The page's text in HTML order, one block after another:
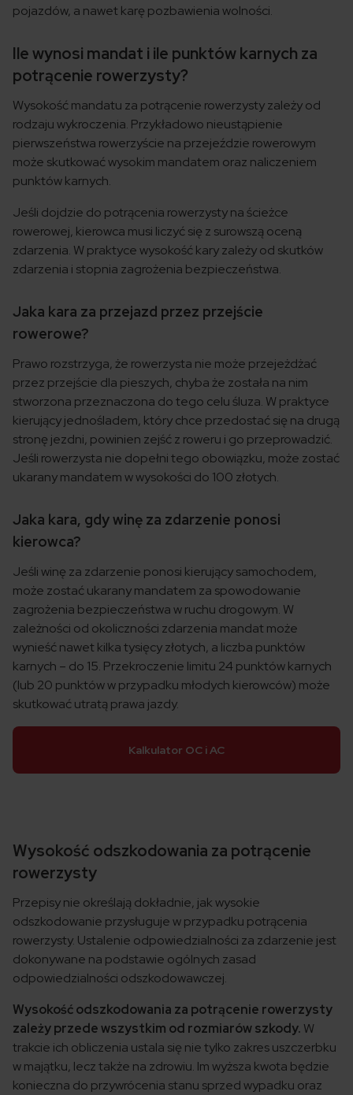
pojazdów, a nawet karę pozbawienia wolności.
Ile wynosi mandat i ile punktów karnych za
potrącenie rowerzysty?
Wysokość mandatu za potrącenie rowerzysty zależy od
rodzaju wykroczenia. Przykładowo nieustąpienie
pierwszeństwa rowerzyście na przejeździe rowerowym
może skutkować wysokim mandatem oraz naliczeniem
punktów karnych.
Jeśli dojdzie do potrącenia rowerzysty na ścieżce
rowerowej, kierowca musi liczyć się z surowszą oceną
zdarzenia. W praktyce wysokość kary zależy od skutków
zdarzenia i stopnia zagrożenia bezpieczeństwa.
Jaka kara za przejazd przez przejście
rowerowe?
Prawo rozstrzyga, że rowerzysta nie może przejeżdżać
przez przejście dla pieszych, chyba że została na nim
stworzona przeznaczona do tego celu śluza. W praktyce
kierujący jednośladem, który chce przedostać się na drugą
stronę jezdni, powinien zejść z roweru i go przeprowadzić.
Jeśli rowerzysta nie dopełni tego obowiązku, może zostać
ukarany mandatem w wysokości do 100 złotych.
Jaka kara, gdy winę za zdarzenie ponosi
kierowca?
Jeśli winę za zdarzenie ponosi kierujący samochodem,
może zostać ukarany mandatem za spowodowanie
zagrożenia bezpieczeństwa w ruchu drogowym. W
zależności od okoliczności zdarzenia mandat może
wynieść nawet kilka tysięcy złotych, a liczba punktów
karnych – do 15. Przekroczenie limitu 24 punktów karnych
(lub 20 punktów w przypadku młodych kierowców) może
skutkować utratą prawa jazdy.
Kalkulator OC i AC
Wysokość odszkodowania za potrącenie
rowerzysty
Przepisy nie określają dokładnie, jak wysokie
odszkodowanie przysługuje w przypadku potrącenia
rowerzysty. Ustalenie odpowiedzialności za zdarzenie jest
dokonywane na podstawie ogólnych zasad
odpowiedzialności odszkodowawczej.
Wysokość odszkodowania za potrącenie rowerzysty
zależy przede wszystkim od rozmiarów szkody. W
trakcie ich obliczenia ustala się nie tylko zakres uszczerbku
w majątku, lecz także na zdrowiu. Im wyższa kwota będzie
konieczna do przywrócenia stanu sprzed wypadku oraz